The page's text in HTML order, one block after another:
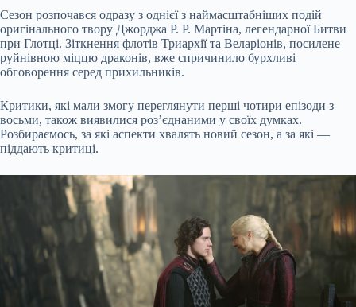
Сезон розпочався одразу з однієї з наймасштабніших подій
оригінального твору Джорджа Р. Р. Мартіна, легендарної Битви
при Глотці. Зіткнення флотів Триархії та Веларіонів, посилене
руйнівною міццю драконів, вже спричинило бурхливі
обговорення серед прихильників.
Критики, які мали змогу переглянути перші чотири епізоди з
восьми, також виявилися роз’єднаними у своїх думках.
Розбираємось, за які аспекти хвалять новий сезон, а за які —
піддають критиці.